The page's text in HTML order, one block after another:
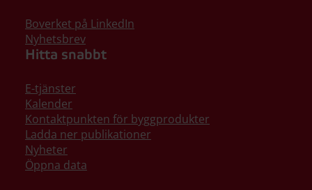
Boverket på LinkedIn
Nyhetsbrev
Hitta snabbt
E-tjänster
Kalender
Kontaktpunkten för byggprodukter
Ladda ner publikationer
Nyheter
Öppna data